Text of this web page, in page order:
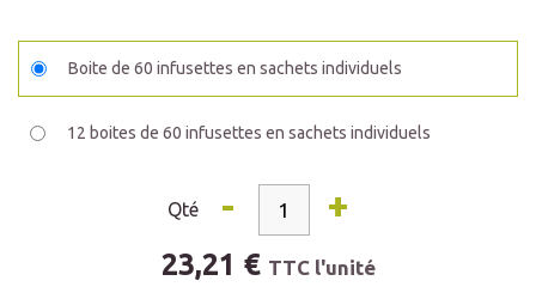
Boite de 60 infusettes en sachets individuels
12 boites de 60 infusettes en sachets individuels
Qté - +
23,21 € TTC l'unité